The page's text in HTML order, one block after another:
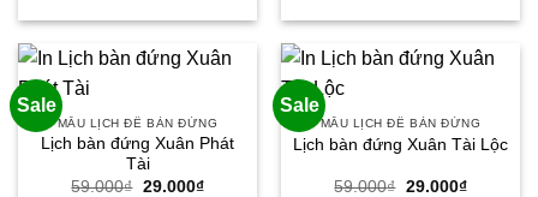
là:
tại
29.000₫.
là:
tại
29.000₫.
Sale
MẪU LỊCH ĐỂ BÀN ĐỨNG
Lịch bàn đứng Xuân Phát
Tài
59.000₫ Giá
29.000₫Giá
Sale
MẪU LỊCH ĐỂ BÀN ĐỨNG
Lịch bàn đứng Xuân Tài Lộc
59.000₫ Giá
29.000₫Giá